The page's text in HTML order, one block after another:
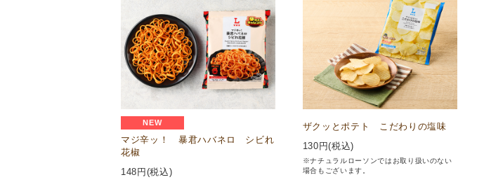
NEW
マジ辛ッ！ 暴君ハバネロ シビれ
花椒
148 円(税込)
ザクッとポテト こだわりの塩味
130 円(税込)
※ナチュラルローソンではお取り扱いのない
場合もございます。